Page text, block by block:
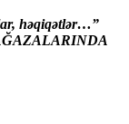
həqiqətlər…”